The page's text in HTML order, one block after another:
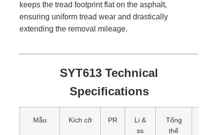
keeps the tread footprint flat on the asphalt,
ensuring uniform tread wear and drastically
extending the removal mileage.
SYT613 Technical
Specifications
Mẫu Kích cỡ PR
Li &
ss
Tổng
thể